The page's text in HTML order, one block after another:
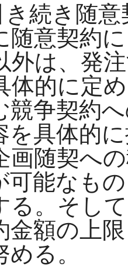
続き随
随意契約
外は、発
体的に定
競争契約
を具体的
画随契へ
可能なも
る。そし
金額の上
る。